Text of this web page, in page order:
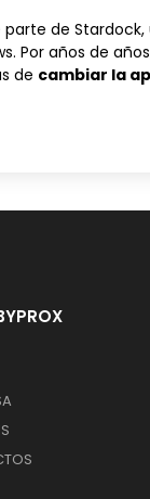
de Stardock,
Por años de
de cambiar la